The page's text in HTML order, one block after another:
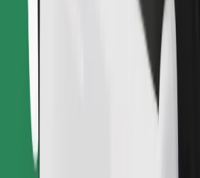
Retrouvez tous vos plats favoris !
Télécharger l'appli Bolt